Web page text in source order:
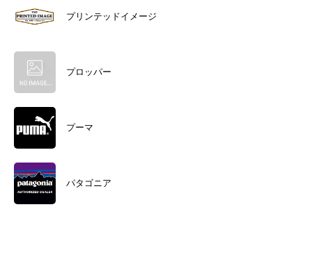
プリンテッドイメージ
プロッパー
プーマ
パタゴニア